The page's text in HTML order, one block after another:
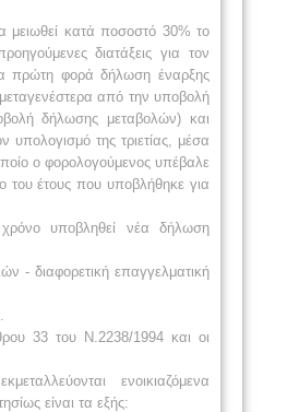
μειωθεί κατά ποσοστό 30% το
διατάξεις για τον
πρώτη φορά δήλωση έναρξης
μεταγενέστερα από την υποβολή
δήλωσης μεταβολών) και
υπολογισμό της τριετίας, μέσα
ο φορολογούμενος υπέβαλε
του έτους που υποβλήθηκε για
υποβληθεί νέα δήλωση
- διαφορετική επαγγελματική
33 του Ν.2238/1994 και οι
ενοικιαζόμενα
είναι τα εξής: